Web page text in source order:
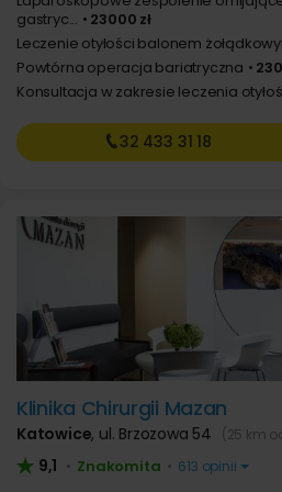
gastryc...
23000 zł
Leczenie otyłości balonem
Powtórna operacja bariatryczna
Konsultacja w zakresie leczenia
32 433 31 18
Klinika Chirurgii Mazan
Katowice, ul. Brzozowa 54 (25 km
9,1 • Znakomita • 613 opinii